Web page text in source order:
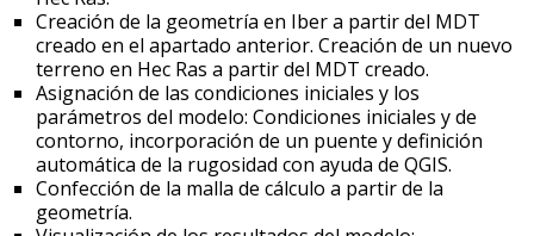
Creación de la geometría en Iber a partir del MDT
creado en el apartado anterior. Creación de un nuevo
terreno en Hec Ras a partir del MDT creado.
Asignación de las condiciones iniciales y los
parámetros del modelo: Condiciones iniciales y de
contorno, incorporación de un puente y definición
automática de la rugosidad con ayuda de QGIS.
Confección de la malla de cálculo a partir de la
geometría.